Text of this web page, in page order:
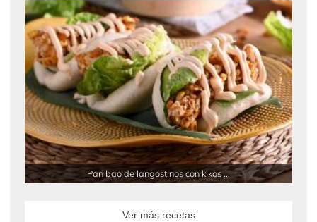
Pan bao de langostinos con kikos ...
Ver más recetas